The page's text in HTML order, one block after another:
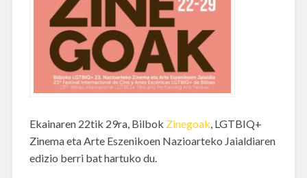
Ekainaren 22tik 29ra, Bilbok Zinegoak, LGTBIQ+
Zinema eta Arte Eszenikoen Nazioarteko Jaialdiaren
edizio berri bat hartuko du.